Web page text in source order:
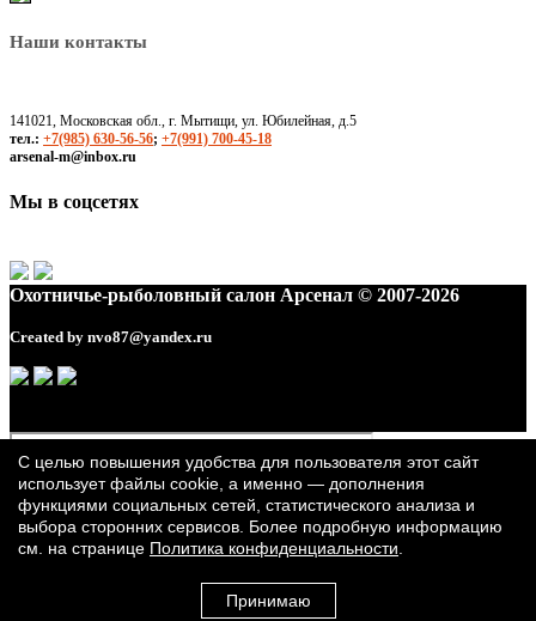
Наши контакты
141021, Московская обл., г. Мытищи, ул. Юбилейная, д.5
тел.: +7(985) 630-56-56; +7(991) 700-45-18
arsenal-m@inbox.ru
Мы в соцсетях
Охотничье-рыболовный салон Арсенал © 2007-2026
Created by nvo87@yandex.ru
С целью повышения удобства для пользователя этот сайт
использует файлы cookie, а именно — дополнения
функциями социальных сетей, статистического анализа и
выбора сторонних сервисов. Более подробную информацию
см. на странице Политика конфиденциальности
Принимаю